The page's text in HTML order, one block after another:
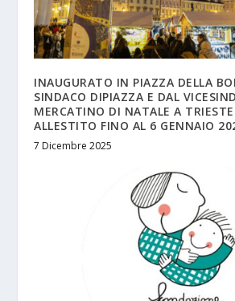
INAUGURATO IN PIAZZA DELLA
SINDACO DIPIAZZA E DAL
MERCATINO DI NATALE A TRIESTE
ALLESTITO FINO AL 6 GENNAIO
7 Dicembre 2025